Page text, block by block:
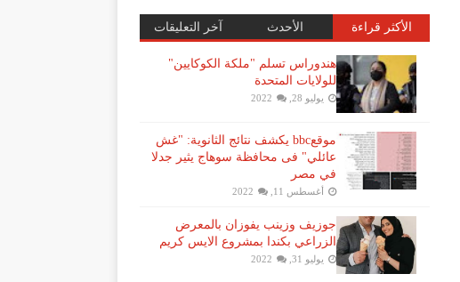
الأكثر قراءة الأحدث آخر التعليقات
هندوراس تسلم "ملكة الكوكايين"
للولايات المتحدة
يوليو 28, 2022
موقعbbc يكشف نتائج الثانوية: "غش
عائلي" فى محافظة سوهاج يثير جدلا
في مصر
أغسطس 11, 2022
جوزيف وزينب يفوزان بالمعرض
الزراعي بكندا بمشروع الايس كريم
يوليو 31, 2022